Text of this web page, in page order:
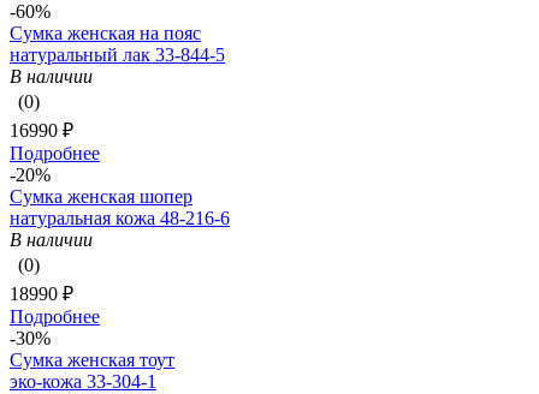
-60%
Сумка женская на пояс
натуральный лак 33-844-5
В наличии
(0)
16990 ₽
Подробнее
-20%
Сумка женская шопер
натуральная кожа 48-216-6
В наличии
(0)
18990 ₽
Подробнее
-30%
Сумка женская тоут
эко-кожа 33-304-1